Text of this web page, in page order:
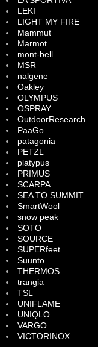
LEKI
LIGHT MY FIRE
Mammut
Marmot
mont-bell
MSR
nalgene
Oakley
OLYMPUS
OSPRAY
OutdoorResearch
PaaGo
patagonia
PETZL
platypus
PRIMUS
SCARPA
SEA TO SUMMIT
SmartWool
snow peak
SOTO
SOURCE
SUPERfeet
Suunto
THERMOS
trangia
TSL
UNIFLAME
UNIQLO
VARGO
VICTORINOX